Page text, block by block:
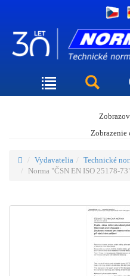
Zobrazenie
Vydavatelia
Technické
Norma "ČSN EN ISO 25178-